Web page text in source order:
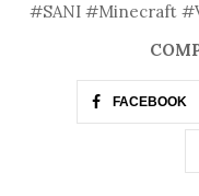
#SANI #Minecraft
FACEBOOK